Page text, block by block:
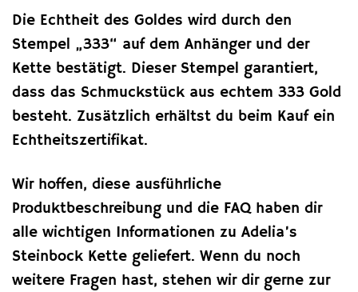
Die Echtheit des Goldes wird durch den
Stempel „333“ auf dem Anhänger und der
Kette bestätigt. Dieser Stempel garantiert,
dass das Schmuckstück aus echtem 333 Gold
besteht. Zusätzlich erhältst du beim Kauf ein
Echtheitszertifikat.
Wir hoffen, diese ausführliche
Produktbeschreibung und die FAQ haben dir
alle wichtigen Informationen zu Adelia’s
Steinbock Kette geliefert. Wenn du noch
weitere Fragen hast, stehen wir dir gerne zur